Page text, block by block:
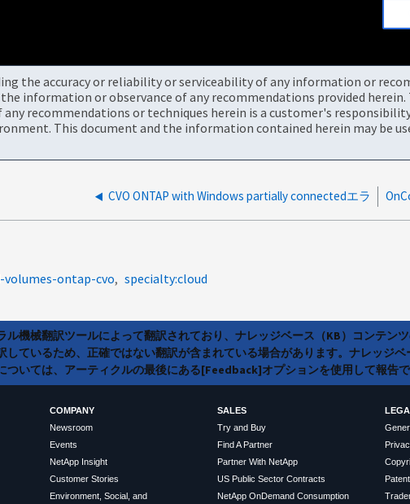
the accuracy or reliability or serviceability of any information or
information or observance of any recommendations provided
recommendations or techniques herein is a customer's
This document and the information contained herein may be
CVO ONTAP with Windows partially connectedエラ
volumes-ontap-cvo specialty:cloud
ル機械翻訳ツールによって翻訳されており、ナレッジベース（KB）コンテン
しているため、正確ではない翻訳が含まれている場合があります。ナレッジ
ついては、アーティクルの最後にある[Feedback]オプションを使用して報告で
COMPANY
Newsroom
Events
NetApp Insight
Customer Stories
Environment, Social, and
SALES
Try and Buy
Find A Partner
Partner With NetApp
US Public Sector Contracts
NetApp OnDemand Consumption